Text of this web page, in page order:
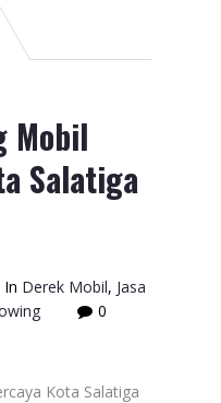
Mobil
Salatiga
In Derek Mobil, Jasa
0
Kota Salatiga